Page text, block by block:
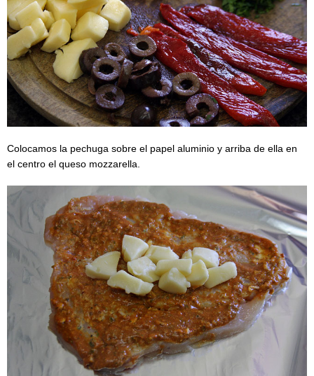
Colocamos la pechuga sobre el papel aluminio y arriba de ella en
el centro el queso mozzarella.